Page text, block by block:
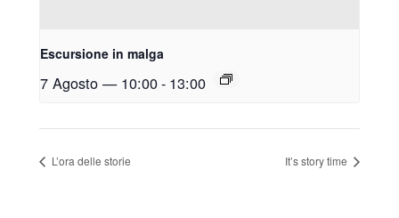
Escursione in malga
7 Agosto — 10:00- 13:00
L’ora delle storie It’s story time